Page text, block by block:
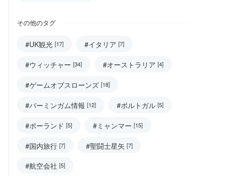
その他のタグ
#UK観光 [17] #イタリア [7]
#ウィッチャー [34] #オーストラリア [4]
#ゲームオブスローンズ [18]
#バーミンガム情報 [12] #ポルトガル [5]
#ポーランド [5] #ミャンマー [15]
#国内旅行 [7] #聖闘士星矢 [7]
#航空会社 [5]